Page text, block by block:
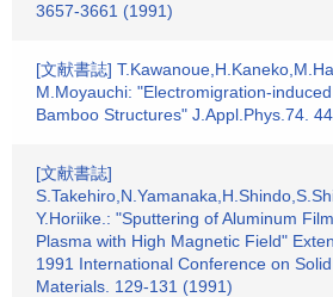
3657-3661 (1991)
[文献書誌]
M.Moyauchi: "Electromigration-
Bamboo Structures" J.Appl.Phys.74.
[文献書誌]
Y.Horiike.: "Sputtering of Aluminum
Plasma with High Magnetic Field"
1991 International Conference on
Materials. 129-131 (1991)